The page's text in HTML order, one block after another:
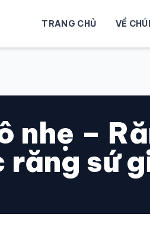
TRANG CHỦ VỀ
nhẹ –
răng sứ